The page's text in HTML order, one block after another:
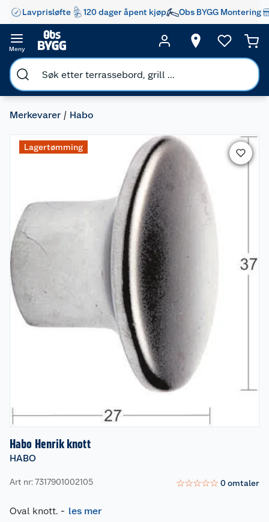
Lavprisløfte 120 dager åpent kjøp Obs BYGG Montering
Meny
Merkevarer Habo
Lagertømming
Habo Henrik knott
HABO
Art nr: 7317901002105 ☆☆☆☆☆ 0omtaler
Oval knott. - les mer